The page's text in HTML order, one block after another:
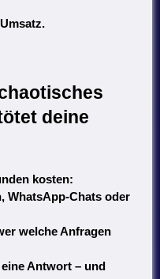
deine
kosten:
WhatsApp-Chats oder
welche Anfragen
Antwort – und